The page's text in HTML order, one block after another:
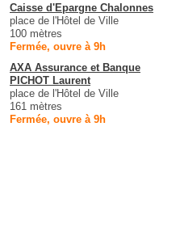
Caisse d'Epargne Chalonnes
place de l'Hôtel de Ville
100 mètres
Fermée, ouvre à 9h
AXA Assurance et Banque
PICHOT Laurent
place de l'Hôtel de Ville
161 mètres
Fermée, ouvre à 9h